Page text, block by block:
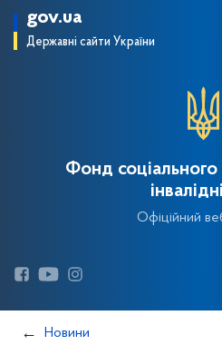
gov.ua
Державні сайти України
Фонд соціального
Офіційний
Новини